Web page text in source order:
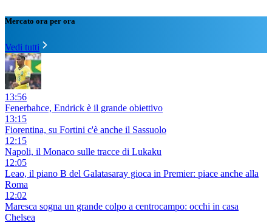
Mercato ora per ora
Vedi tutti
13:56
Fenerbahce, Endrick è il grande obiettivo
13:15
Fiorentina, su Fortini c'è anche il Sassuolo
12:15
Napoli, il Monaco sulle tracce di Lukaku
12:05
Leao, il piano B del Galatasaray gioca in Premier: piace anche alla
Roma
12:02
Maresca sogna un grande colpo a centrocampo: occhi in casa
Chelsea